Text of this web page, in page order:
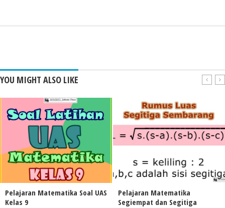
YOU MIGHT ALSO LIKE
Pelajaran Matematika Soal UAS
Kelas 9
Pelajaran Matematika
Segiempat dan Segitiga